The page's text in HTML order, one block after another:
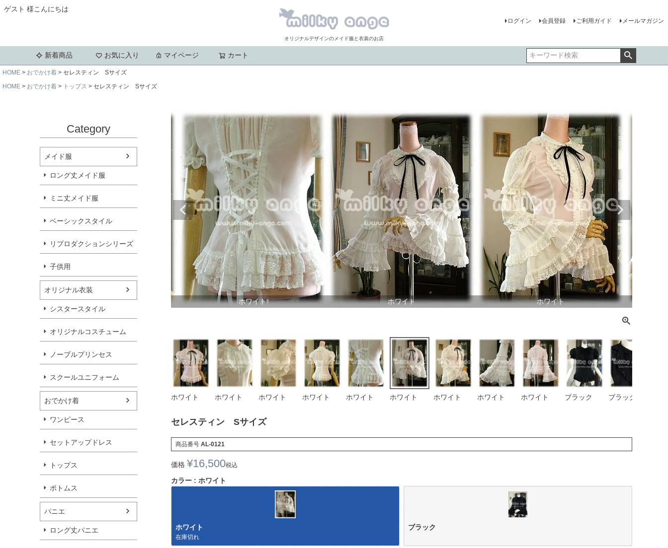
ゲスト 様こんにちは
オリジナルデザインのメイド服と衣装のお店
ログイン 会員登録 ご利用ガイド メールマガジン
新着商品 お気に入り マイページ カート
HOME おでかけ着
セレスティン Sサイズ
HOME
おでかけ着 トップス セレスティン Sサイズ
Category
メイド服
ロング丈メイド服
ミニ丈メイド服
ベーシックスタイル
リプロダクションシリーズ
子供用
オリジナル衣装
シスタースタイル
オリジナルコスチューム
ノーブルプリンセス
スクールユニフォーム
おでかけ着
ワンピース
セットアップドレス
トップス
ボトムス
パニエ
ロング丈パニエ
ホワイト ホワイト ホワイト ホワイト
ホワイト ホワイト ホワイト ホワイト ホワイト ホワイト ホワイト ホワイト ホワイト ブラック ブラック
セレスティン Sサイズ
商品番号 AL-0121
価格 ¥16,500税込
カラー ホワイト
ホワイト
在庫切れ
ブラック